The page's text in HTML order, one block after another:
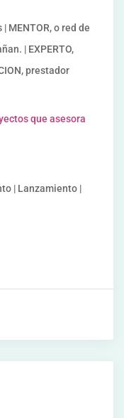
MENTOR, o red de
| EXPERTO,
prestador
que asesora
| Lanzamiento |